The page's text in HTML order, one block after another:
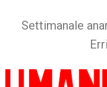
Settimanale